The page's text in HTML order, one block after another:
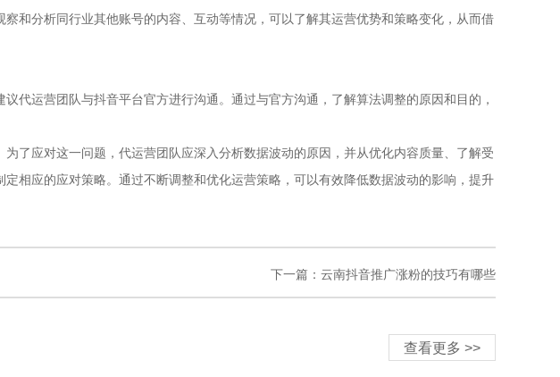
和分析同行业其他账号的内容、互动等情况，可以了解其运营优势和策略变化，从而借
代运营团队与抖音平台官方进行沟通。通过与官方沟通，了解算法调整的原因和目的，
了应对这一问题，代运营团队应深入分析数据波动的原因，并从优化内容质量、了解受
相应的应对策略。通过不断调整和优化运营策略，可以有效降低数据波动的影响，提升
下一篇： 云南抖音推广涨粉的技巧有哪些
查看更多 >>